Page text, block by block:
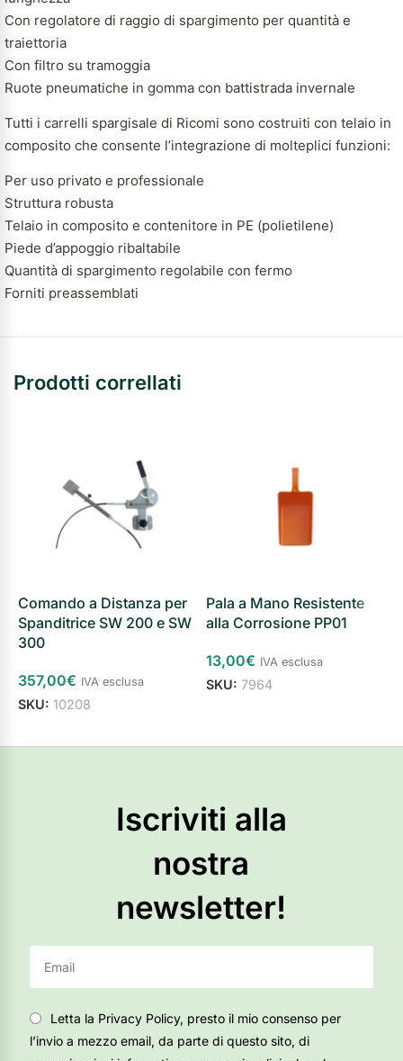
Con regolatore di raggio di spargimento per quantità e
traiettoria
Con filtro su tramoggia
Ruote pneumatiche in gomma con battistrada invernale
Tutti i carrelli spargisale di Ricomi sono costruiti con telaio in
composito che consente l’integrazione di molteplici funzioni:
Per uso privato e professionale
Struttura robusta
Telaio in composito e contenitore in PE (polietilene)
Piede d’appoggio ribaltabile
Quantità di spargimento regolabile con fermo
Forniti preassemblati
Prodotti correllati
Comando a Distanza per
Spanditrice SW 200 e SW
300
357,00€ IVA esclusa
SKU: 10208
Pala a Mano Resistente
alla Corrosione PP01
13,00€ IVA esclusa
SKU: 7964
Iscriviti alla
nostra
newsletter!
Letta la Privacy Policy, presto il mio consenso per
l’invio a mezzo email, da parte di questo sito, di